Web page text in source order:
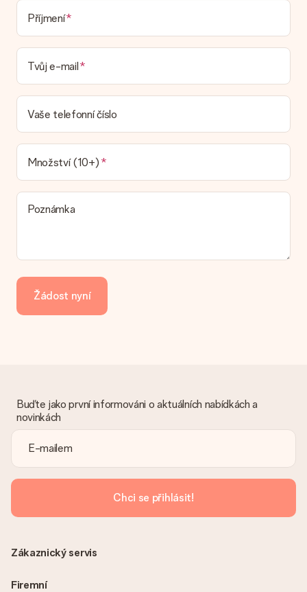
Dodací lhůta, možnosti dodání a náklady na
doručení
Mohu si vybrat datum dodání?
Není možné zvolit konkrétní datum dodání.
Jaká je dodací lhůta a kdy dostávám dárek?
Dodací lhůtu naleznete na stránce produktu. Můžete věřit, že
náš dopravce vám dodá váš dárek.
Jaké možnosti doručení si mohu vybrat?
V současné době není možné zvolit možnost doručení. Dárek,
který chcete objednat, je buď odeslán jako balíček nebo jako
doručování poštovní schránky. Chcete vědět, na kterou
možnost spadá vaše objednávka? Kontaktujte prosím náš
zákaznický servis.
Jak mohu zaplatit objednávku?
kartu, fakturu přes Klarna nebo ruční převod. V případě ručního
převodu platby prosím vezměte v úvahu dodací lhůtu 3 dny
navíc.
vhodné řešení.
Je faktura odeslána spolu s objednávkou?
vždy v potvrzovacím e-mailu a vždy ji najdete ve svém účtu
MySurprise. To znamená, že můžete dar doručit přímo
příjemci, což je opravdovým překvapením!
Příjmení
Tvůj e-mail
Vaše telefonní číslo
Množství (10+)
Poznámka
Žádost nyní
Buďte jako první informováni o aktuálních nabídkách a
novinkách
Chci se přihlásit!
Zákaznický servis
Firemní